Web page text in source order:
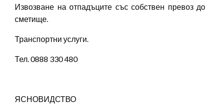
Извозване на отпадъците със собствен превоз до
сметище.
Транспортни услуги.
Тел. 0888 330 480
ЯСНОВИДСТВО